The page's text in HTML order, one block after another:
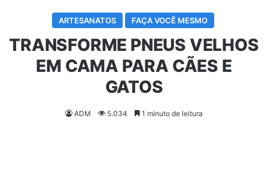
ARTESANATOS FAÇA VOCÊ MESMO
TRANSFORME PNEUS VELHOS
EM CAMA PARA CÃES E
GATOS
ADM 5.034 1 minuto de leitura